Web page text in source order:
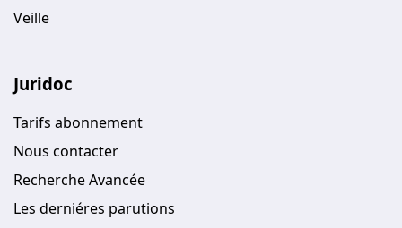
Veille
Juridoc
Tarifs abonnement
Nous contacter
Recherche Avancée
Les derniéres parutions